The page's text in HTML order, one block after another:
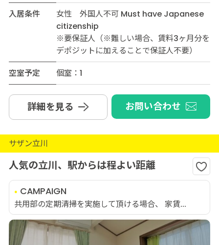
入居条件
女性 外国人不可 Must have Japanese
citizenship
※要保証人（※難しい場合、賃料3ヶ月分を
デポジットに加えることで保証人不要）
空室予定
個室：1
詳細を見る お問い合わせ
サザン立川
人気の立川、駅からは程よい距離
CAMPAIGN
共用部の定期清掃を実施して頂ける場合、 家賃...